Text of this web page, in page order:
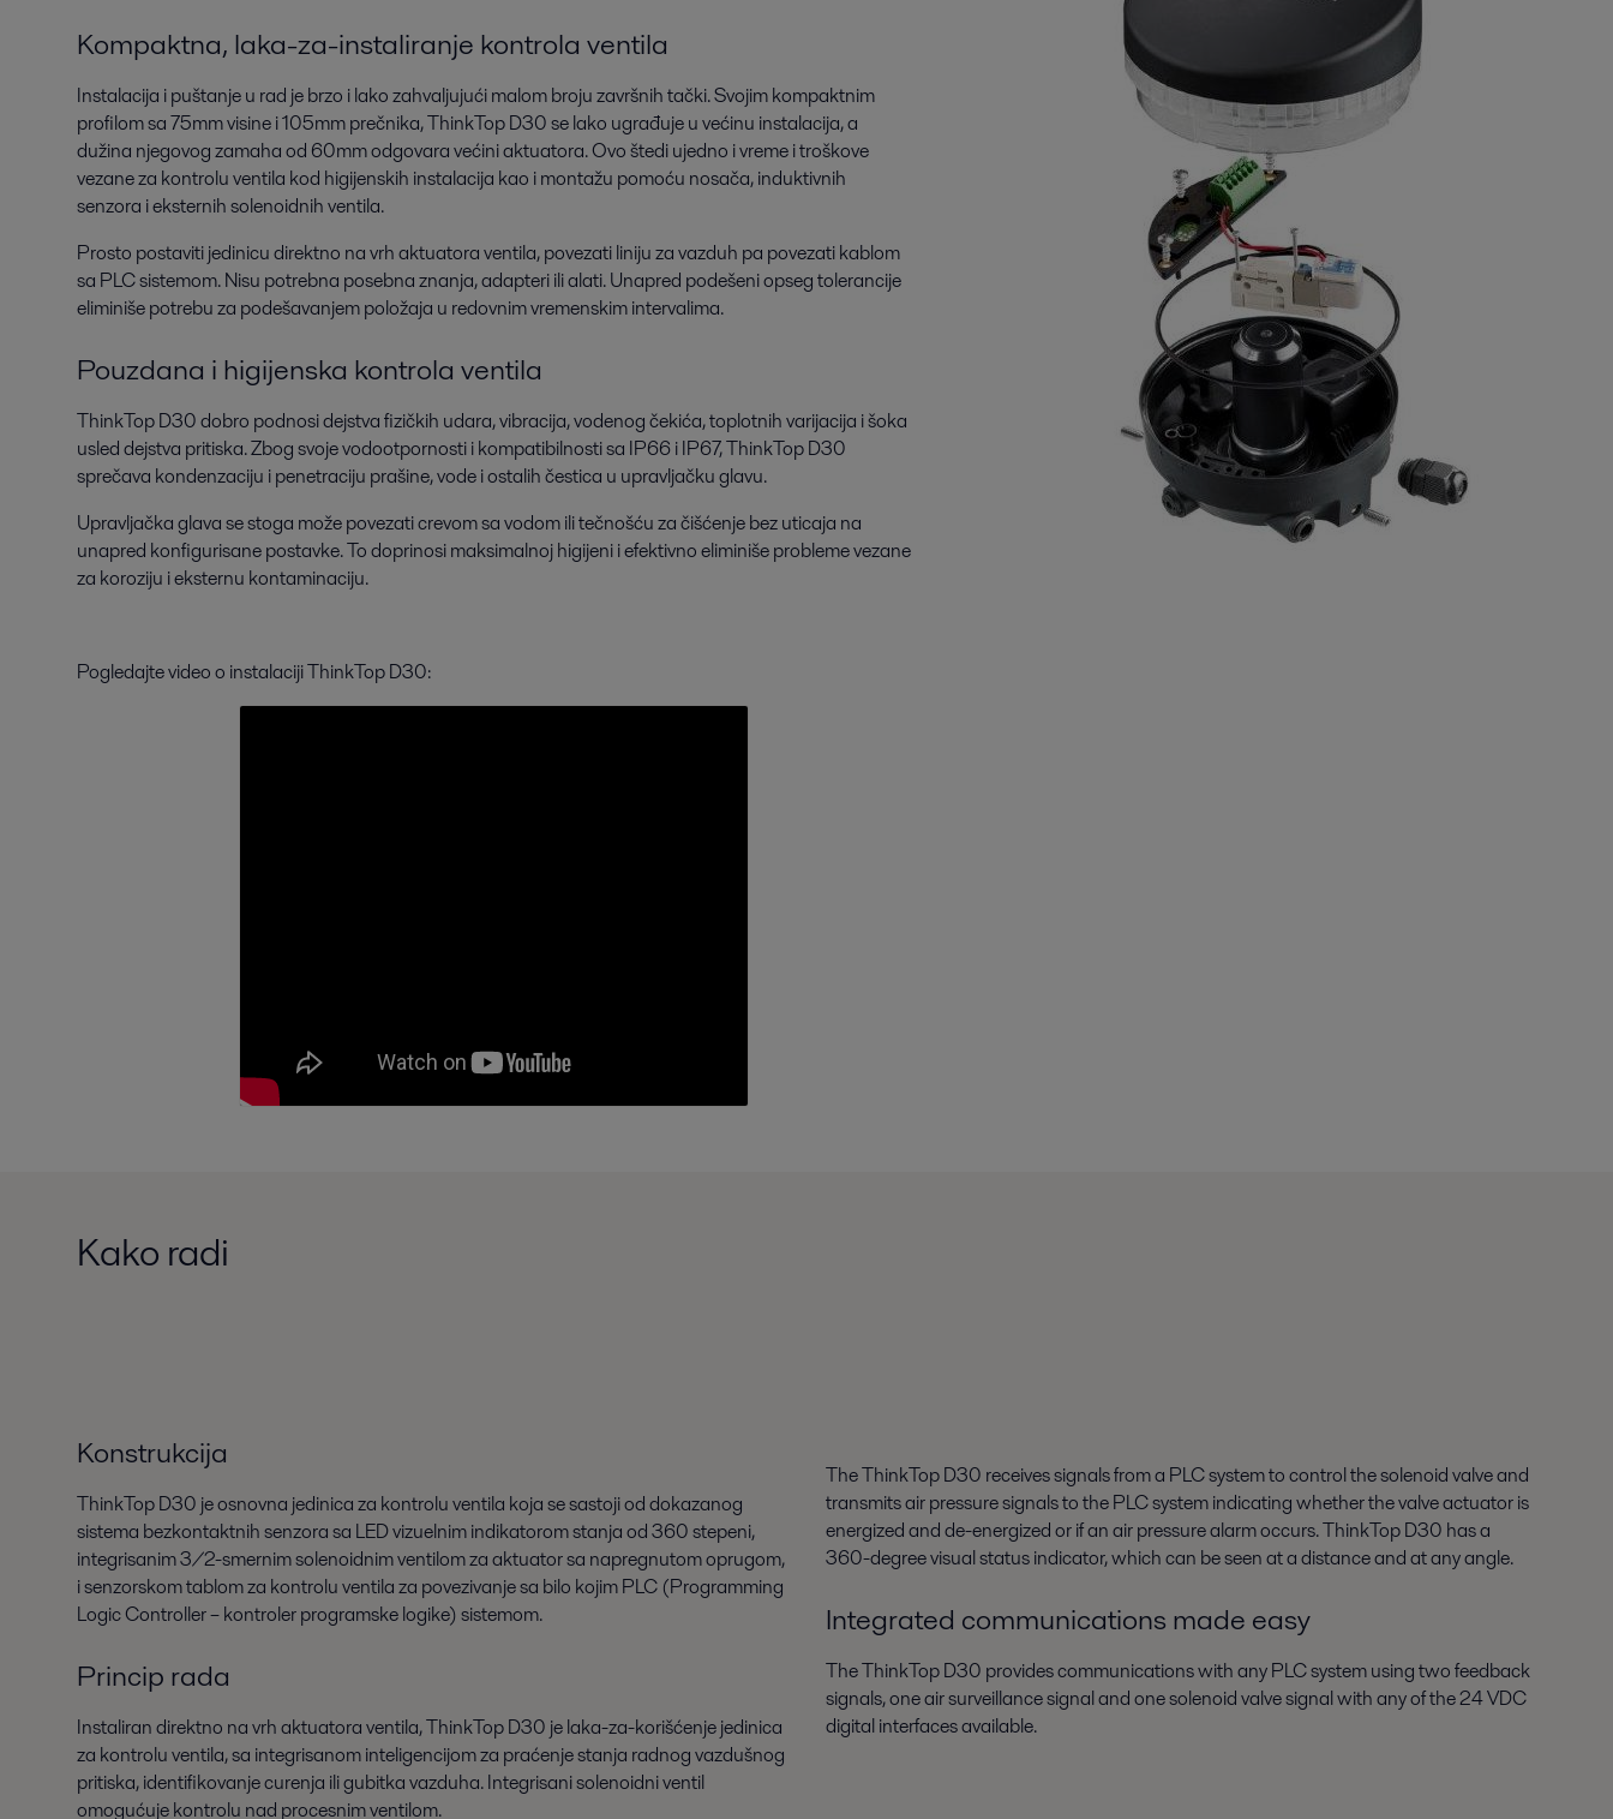
Kompaktna, laka-za-instaliranje kontrola ventila
Instalacija i puštanje u rad je brzo i lako zahvaljujući malom broju završnih tački. Svojim kompaktnim
profilom sa 75mm visine i 105mm prečnika, ThinkTop D30 se lako ugrađuje u većinu instalacija, a
dužina njegovog zamaha od 60mm odgovara većini aktuatora. Ovo štedi ujedno i vreme i troškove
vezane za kontrolu ventila kod higijenskih instalacija kao i montažu pomoću nosača, induktivnih
senzora i eksternih solenoidnih ventila.
Prosto postaviti jedinicu direktno na vrh aktuatora ventila, povezati liniju za vazduh pa povezati kablom
sa PLC sistemom. Nisu potrebna posebna znanja, adapteri ili alati. Unapred podešeni opseg tolerancije
eliminiše potrebu za podešavanjem položaja u redovnim vremenskim intervalima.
Pouzdana i higijenska kontrola ventila
ThinkTop D30 dobro podnosi dejstva fizičkih udara, vibracija, vodenog čekića, toplotnih varijacija i šoka
usled dejstva pritiska. Zbog svoje vodootpornosti i kompatibilnosti sa IP66 i IP67, ThinkTop D30
sprečava kondenzaciju i penetraciju prašine, vode i ostalih čestica u upravljačku glavu.
Upravljačka glava se stoga može povezati crevom sa vodom ili tečnošću za čišćenje bez uticaja na
unapred konfigurisane postavke. To doprinosi maksimalnoj higijeni i efektivno eliminiše probleme vezane
za koroziju i eksternu kontaminaciju.
Pogledajte video o instalaciji ThinkTop D30:
Kako radi
Konstrukcija
ThinkTop D30 je osnovna jedinica za kontrolu ventila koja se sastoji od dokazanog
sistema bezkontaktnih senzora sa LED vizuelnim indikatorom stanja od 360 stepeni,
integrisanim 3/2-smernim solenoidnim ventilom za aktuator sa napregnutom oprugom,
i senzorskom tablom za kontrolu ventila za povezivanje sa bilo kojim PLC (Programming
Logic Controller – kontroler programske logike) sistemom.
Princip rada
Instaliran direktno na vrh aktuatora ventila, ThinkTop D30 je laka-za-korišćenje jedinica
za kontrolu ventila, sa integrisanom inteligencijom za praćenje stanja radnog vazdušnog
pritiska, identifikovanje curenja ili gubitka vazduha. Integrisani solenoidni ventil
omogućuje kontrolu nad procesnim ventilom.
The ThinkTop D30 receives signals from a PLC system to control the solenoid valve and
transmits air pressure signals to the PLC system indicating whether the valve actuator is
energized and de-energized or if an air pressure alarm occurs. ThinkTop D30 has a
360-degree visual status indicator, which can be seen at a distance and at any angle.
Integrated communications made easy
The ThinkTop D30 provides communications with any PLC system using two feedback
signals, one air surveillance signal and one solenoid valve signal with any of the 24 VDC
digital interfaces available.